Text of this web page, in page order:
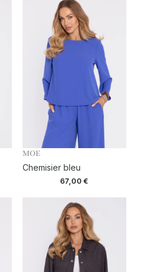
MOE
Chemisier bleu
67,00€